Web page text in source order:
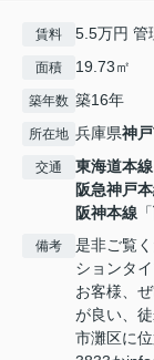
賃料 5.5万円 管
面積 19.73㎡
築年数 築16年
所在地 兵庫県神
交通 東海道本線
阪急神戸
阪神本線 「
備考
是非ご覧
ションタ
お客様、
が良い、
市灘区に